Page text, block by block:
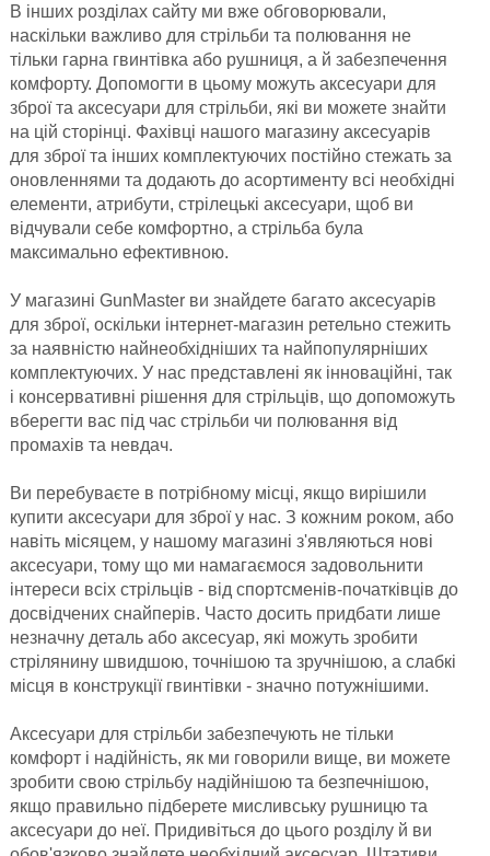
В інших розділах сайту ми вже обговорювали,
наскільки важливо для стрільби та полювання не
тільки гарна гвинтівка або рушниця, а й забезпечення
комфорту. Допомогти в цьому можуть аксесуари для
зброї та аксесуари для стрільби, які ви можете знайти
на цій сторінці. Фахівці нашого магазину аксесуарів
для зброї та інших комплектуючих постійно стежать за
оновленнями та додають до асортименту всі необхідні
елементи, атрибути, стрілецькі аксесуари, щоб ви
відчували себе комфортно, а стрільба була
максимально ефективною.
У магазині GunMaster ви знайдете багато аксесуарів
для зброї, оскільки інтернет-магазин ретельно стежить
за наявністю найнеобхідніших та найпопулярніших
комплектуючих. У нас представлені як інноваційні, так
і консервативні рішення для стрільців, що допоможуть
вберегти вас під час стрільби чи полювання від
промахів та невдач.
Ви перебуваєте в потрібному місці, якщо вирішили
купити аксесуари для зброї у нас. З кожним роком, або
навіть місяцем, у нашому магазині з'являються нові
аксесуари, тому що ми намагаємося задовольнити
інтереси всіх стрільців - від спортсменів-початківців до
досвідчених снайперів. Часто досить придбати лише
незначну деталь або аксесуар, які можуть зробити
стрілянину швидшою, точнішою та зручнішою, а слабкі
місця в конструкції гвинтівки - значно потужнішими.
Аксесуари для стрільби забезпечують не тільки
комфорт і надійність, як ми говорили вище, ви можете
зробити свою стрільбу надійнішою та безпечнішою,
якщо правильно підберете мисливську рушницю та
аксесуари до неї. Придивіться до цього розділу й ви